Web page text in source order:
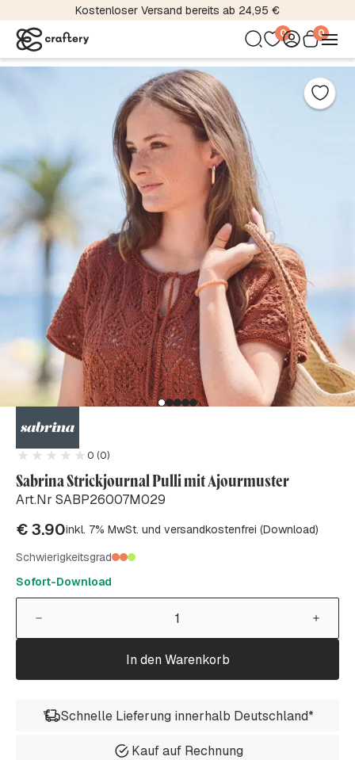
Kostenloser Versand bereits ab 24,95 €
0 0
0 (0)
Sabrina Strickjournal Pulli mit Ajourmuster
Art.Nr SABP26007M029
€3.90inkl. 7% MwSt. und versandkostenfrei (Download)
Schwierigkeitsgrad
Sofort-Download
In den Warenkorb
Schnelle Lieferung innerhalb Deutschland*
Kauf auf Rechnung